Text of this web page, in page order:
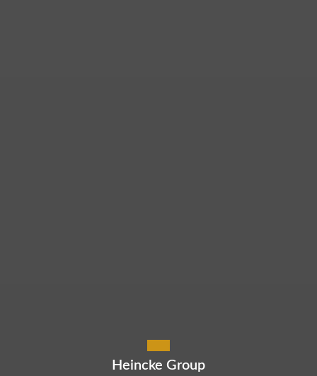
Heincke Group